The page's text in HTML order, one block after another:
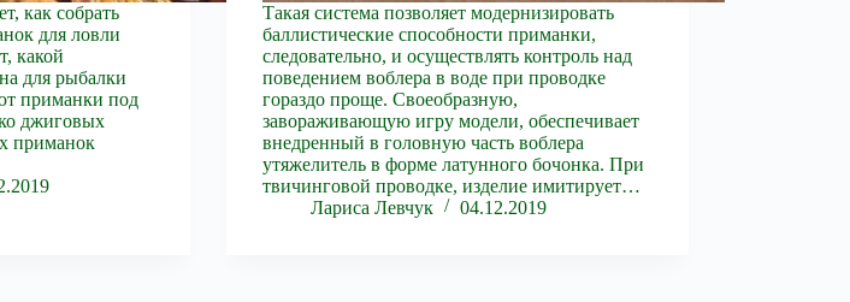
как собрать
для ловли
какой
для рыбалки
приманки под
джиговых
приманок
Такая система позволяет модернизировать
баллистические способности приманки,
следовательно, и осуществлять контроль над
поведением воблера в воде при проводке
гораздо проще. Своеобразную,
завораживающую игру модели, обеспечивает
внедренный в головную часть воблера
утяжелитель в форме латунного бочонка. При
твичинговой проводке, изделие имитирует…
Лариса Левчук
04.12.2019